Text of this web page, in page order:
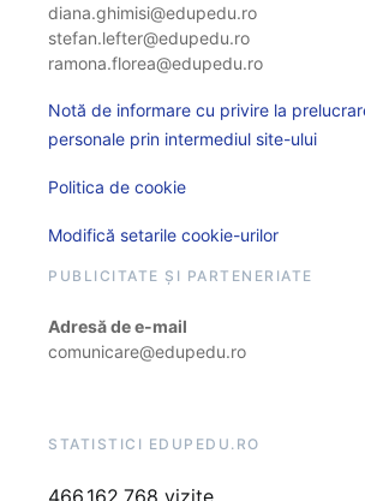
diana.ghimisi@edupedu.ro
stefan.lefter@edupedu.ro
ramona.florea@edupedu.ro
Notă de informare cu privire la
personale prin intermediul site-ului
Politica de cookie
Modifică setarile cookie-urilor
PUBLICITATE ȘI PARTENERIATE
Adresă de e-mail
comunicare@edupedu.ro
STATISTICI EDUPEDU.RO
466.162.768 vizite